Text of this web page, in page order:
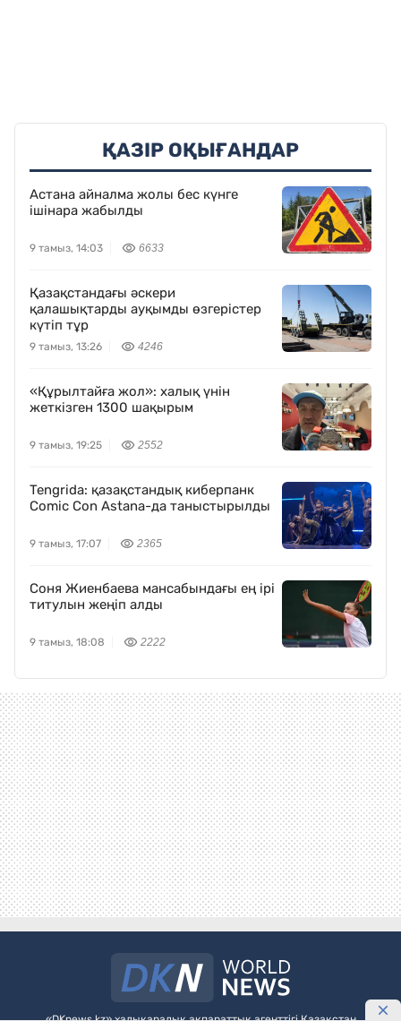
ҚАЗІР ОҚЫҒАНДАР
Астана айналма жолы бес күнге
ішінара жабылды
9 тамыз, 14:03 6633
Қазақстандағы әскери
қалашықтарды ауқымды өзгерістер
күтіп тұр
9 тамыз, 13:26 4246
«Құрылтайға жол»: халық үнін
жеткізген 1300 шақырым
9 тамыз, 19:25 2552
Tengrida: қазақстандық киберпанк
Comic Con Astana-да таныстырылды
9 тамыз, 17:07 2365
Соня Жиенбаева мансабындағы ең ірі
титулын жеңіп алды
9 тамыз, 18:08 2222